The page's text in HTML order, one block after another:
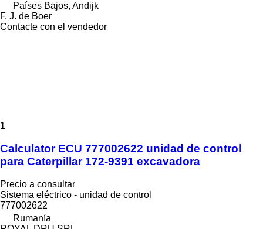
Países Bajos, Andijk
F. J. de Boer
Contacte con el vendedor
1
Calculator ECU 777002622 unidad de control
para Caterpillar 172-9391 excavadora
Precio a consultar
Sistema eléctrico - unidad de control
777002622
Rumanía